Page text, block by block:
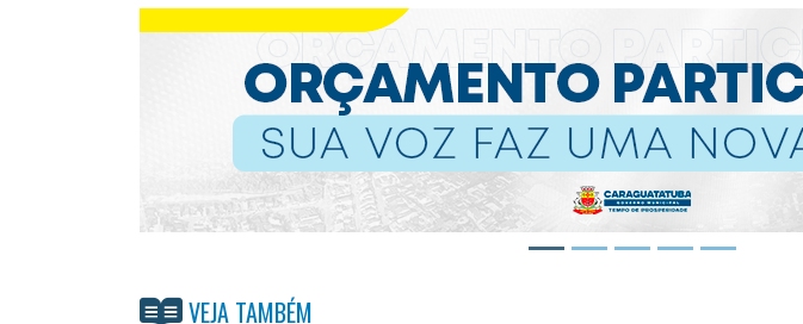
VEJA TAMBÉM